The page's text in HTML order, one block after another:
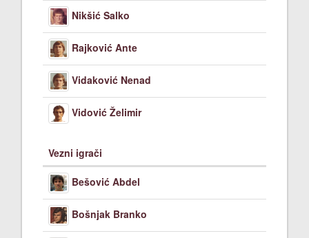
Nikšić Salko
Rajković Ante
Vidaković Nenad
Vidović Želimir
Vezni igrači
Bešović Abdel
Bošnjak Branko